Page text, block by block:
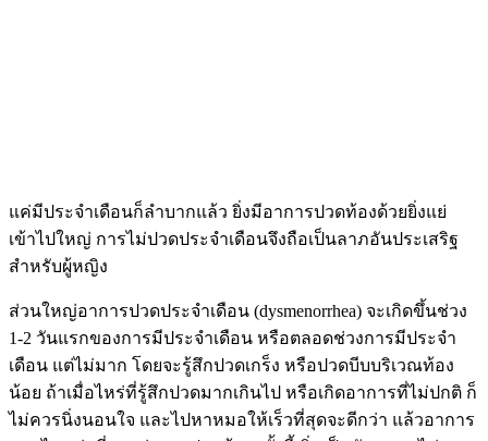
แค่มีประจำเดือนก็ลำบากแล้ว ยิ่งมีอาการปวดท้องด้วยยิ่งแย่
เข้าไปใหญ่ การไม่ปวดประจำเดือนจึงถือเป็นลาภอันประเสริฐ
สำหรับผู้หญิง
ส่วนใหญ่อาการปวดประจำเดือน (dysmenorrhea) จะเกิดขึ้นช่วง
1-2 วันแรกของการมีประจำเดือน หรือตลอดช่วงการมีประจำ
เดือน แต่ไม่มาก โดยจะรู้สึกปวดเกร็ง หรือปวดบีบบริเวณท้อง
น้อย ถ้าเมื่อไหร่ที่รู้สึกปวดมากเกินไป หรือเกิดอาการที่ไม่ปกติ ก็
ไม่ควรนิ่งนอนใจ และไปหาหมอให้เร็วที่สุดจะดีกว่า แล้วอาการ